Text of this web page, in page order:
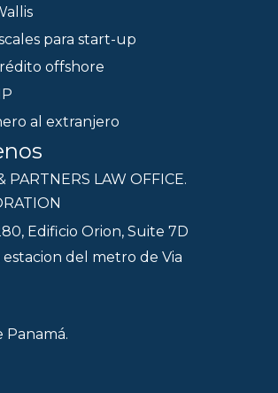
para start-up
offshore
al extranjero
PARTNERS LAW OFFICE.
Edificio Orion, Suite 7D
estacion del metro de Via
Panamá.